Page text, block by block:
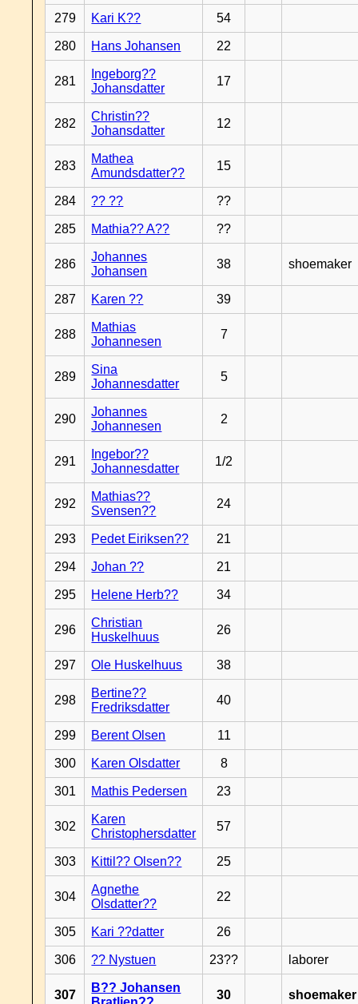
279 Kari K?? 54
280 Hans Johansen 22
281
Ingeborg??
Johansdatter
17
282
Christin??
Johansdatter
12
283
Mathea
Amundsdatter??
15
284 ?? ?? ??
285 Mathia?? A?? ??
286
Johannes
Johansen
38 shoemaker
287 Karen ?? 39
288
Mathias
Johannesen
7
289
Sina
Johannesdatter
5
290
Johannes
Johannesen
2
291
Ingebor??
Johannesdatter
1/2
292
Mathias??
Svensen??
24
293 Pedet Eiriksen?? 21
294 Johan ?? 21
295 Helene Herb?? 34
296
Christian
Huskelhuus
26
297 Ole Huskelhuus 38
298
Bertine??
Fredriksdatter
40
299 Berent Olsen 11
300 Karen Olsdatter 8
301 Mathis Pedersen 23
302
Karen
Christophersdatter
57
303 Kittil?? Olsen?? 25
304
Agnethe
Olsdatter??
22
305 Kari ??datter 26
306 ?? Nystuen 23?? laborer
307
B?? Johansen
30 shoemaker